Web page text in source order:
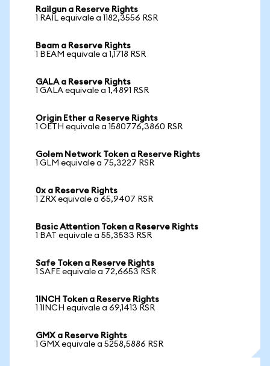
Railgun a Reserve Rights
1 RAIL equivale a 1182,3556 RSR
Beam a Reserve Rights
1 BEAM equivale a 1,1718 RSR
GALA a Reserve Rights
1 GALA equivale a 1,4891 RSR
Origin Ether a Reserve Rights
1 OETH equivale a 1580776,3860 RSR
Golem Network Token a Reserve Rights
1 GLM equivale a 75,3227 RSR
0x a Reserve Rights
1 ZRX equivale a 65,9407 RSR
Basic Attention Token a Reserve Rights
1 BAT equivale a 55,3533 RSR
Safe Token a Reserve Rights
1 SAFE equivale a 72,6653 RSR
1INCH Token a Reserve Rights
1 1INCH equivale a 69,1413 RSR
GMX a Reserve Rights
1 GMX equivale a 5258,5886 RSR